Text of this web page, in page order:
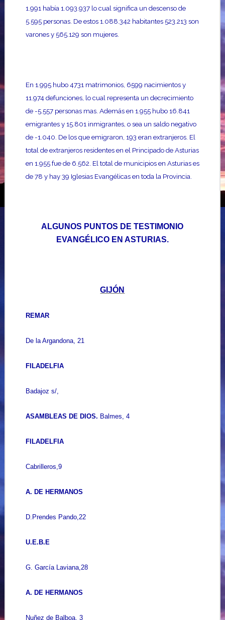
1.991 había 1.093.937 lo cual significa un descenso de
5.595 personas. De estos 1.088.342 habitantes 523.213 son
varones y 565.129 son mujeres.
En 1.995 hubo 4731 matrimonios, 6599 nacimientos y
11.974 defunciones, lo cual representa un decrecimiento
de -5.557 personas mas. Además en 1.955 hubo 16.841
emigrantes y 15.801 inmigrantes, o sea un saldo negativo
de -1.040. De los que emigraron, 193 eran extranjeros. El
total de extranjeros residentes en el Principado de Asturias
en 1.955 fue de 6.562. El total de municipios en Asturias es
de 78 y hay 39 Iglesias Evangélicas en toda la Provincia.
ALGUNOS PUNTOS DE TESTIMONIO
EVANGÉLICO EN ASTURIAS.
GIJÓN
REMAR
De la Argandona, 21
FILADELFIA
Badajoz s/,
ASAMBLEAS DE DIOS. Balmes, 4
FILADELFIA
Cabrilleros,9
A. DE HERMANOS
D.Prendes Pando,22
U.E.B.E
G. García Laviana,28
A. DE HERMANOS
Nuñez de Balboa, 3